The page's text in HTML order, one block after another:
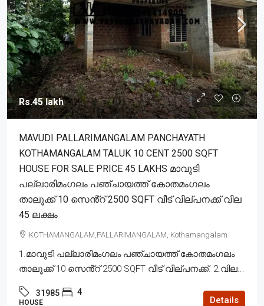
Rs.45 lakh
MAVUDI PALLARIMANGALAM PANCHAYATH
KOTHAMANGALAM TALUK 10 CENT 2500 SQFT
HOUSE FOR SALE PRICE 45 LAKHS മാവുടി
പല്ലാരിമംഗലം പഞ്ചായത്ത് കോതമംഗലം
താലൂക്ക് 10 സെൻ്റ് 2500 SQFT വീട് വില്പനക്ക് വില
45 ലക്ഷം
KOTHAMANGALAM,PALLARIMANGALAM, Kothamangalam
1.മാവുടി പല്ലാരിമംഗലം പഞ്ചായത്ത് കോതമംഗലം
താലൂക്ക് 10 സെൻ്റ് 2500 SQFT വീട് വില്പനക്ക്. 2.വില...
31985 4
HOUSE Details